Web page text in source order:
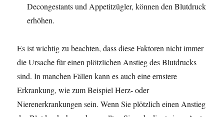
Decongestants und Appetitzügler, können den Blutdruck
erhöhen.
Es ist wichtig zu beachten, dass diese Faktoren nicht immer
die Ursache für einen plötzlichen Anstieg des Blutdrucks
sind. In manchen Fällen kann es auch eine ernstere
Erkrankung, wie zum Beispiel Herz- oder
Nierenerkrankungen sein. Wenn Sie plötzlich einen Anstieg